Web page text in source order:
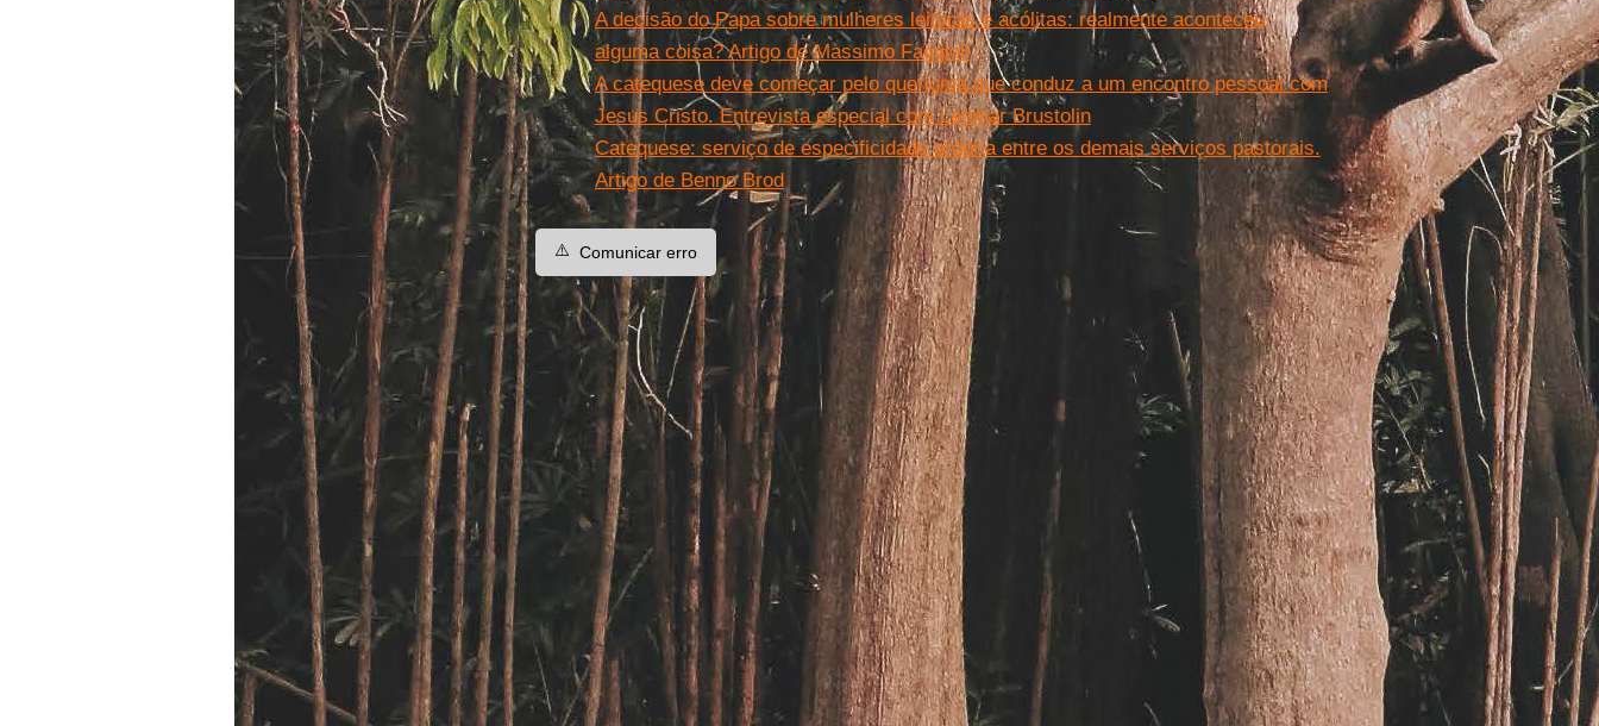
A decisão do Papa sobre mulheres leitoras e acólitas: realmente aconteceu
alguma coisa? Artigo de Massimo Faggioli
A catequese deve começar pelo querigma que conduz a um encontro pessoal com
Jesus Cristo. Entrevista especial com Leomar Brustolin
Catequese: serviço de especificidade própria entre os demais serviços pastorais.
Artigo de Benno Brod
⚠️ Comunicar erro